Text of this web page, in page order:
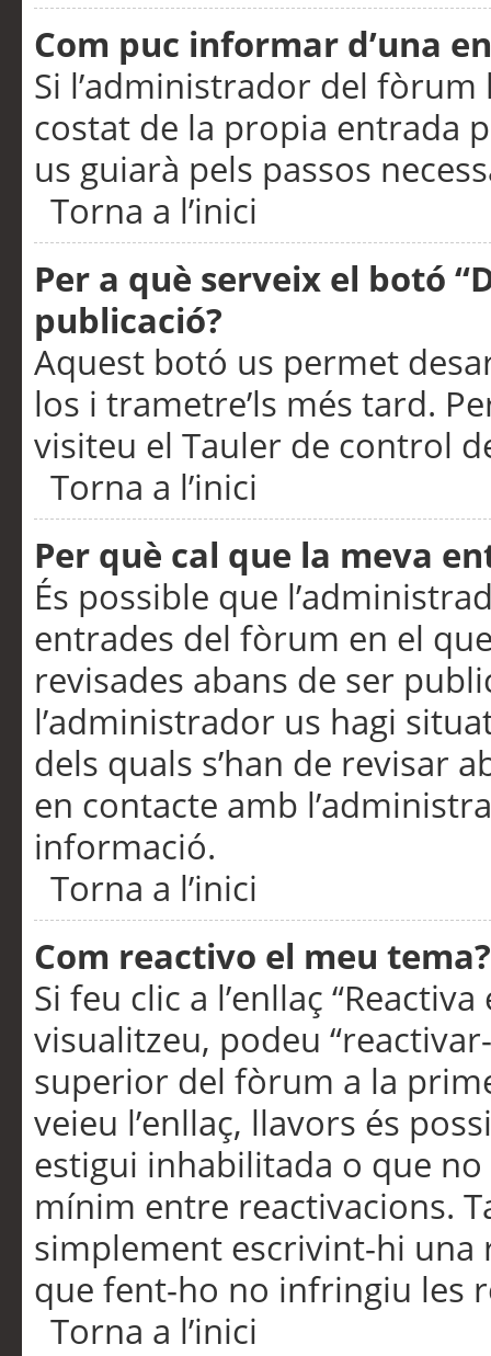
Com puc informar d’una
Si l’administrador del
costat de la propia entrada
us guiarà pels passos
Torna a l’inici
Per a què serveix el botó
publicació?
Aquest botó us permet
los i trametre’ls més tard.
visiteu el Tauler de control
Torna a l’inici
Per què cal que la meva
És possible que
entrades del fòrum en el
revisades abans de ser
l’administrador us hagi
dels quals s’han de revisar
en contacte amb
informació.
Torna a l’inici
Com reactivo el meu tema?
Si feu clic a l’enllaç
visualitzeu, podeu
superior del fòrum a la
veieu l’enllaç, llavors és
estigui inhabilitada o que
mínim entre reactivacions.
simplement escrivint-hi una
que fent-ho no infringiu les
Torna a l’inici